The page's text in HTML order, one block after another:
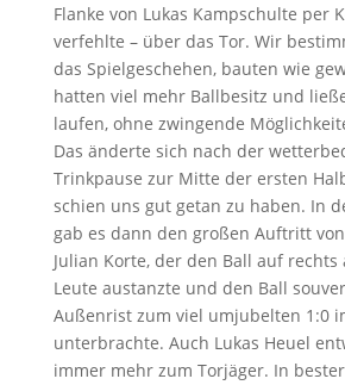
Flanke von Lukas Kampschulte per
verfehlte – über das Tor. Wir
das Spielgeschehen, bauten wie
hatten viel mehr Ballbesitz und
laufen, ohne zwingende
Das änderte sich nach der
Trinkpause zur Mitte der ersten
schien uns gut getan zu haben. In
gab es dann den großen Auftritt
Julian Korte, der den Ball auf rechts
Leute austanzte und den Ball
Außenrist zum viel umjubelten 1:0
unterbrachte. Auch Lukas Heuel
immer mehr zum Torjäger. In